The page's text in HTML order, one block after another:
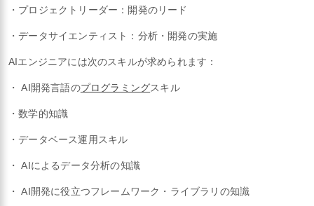
・プロジェクトリーダー：開発のリード
・データサイエンティスト：分析・開発の実施
AIエンジニアには次のスキルが求められます：
・ AI開発言語のプログラミングスキル
・数学的知識
・データベース運用スキル
・ AIによるデータ分析の知識
・ AI開発に役立つフレームワーク・ライブラリの知識